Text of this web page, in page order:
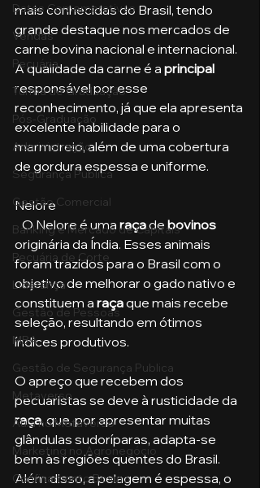
Datas Comemorativas
Vendas
Pecuária
Turma de Graduação
Pós-Graduação
Administração
Segurança Publica
Gestão Comercial
Banking e Mercado de Capitais
Pecuária de Corte
Liderança
Gestão de Pessoas
MBA
Gestão de Segurança Publica
Metaverso
Aula no Metaverso
Marketing no Agronegócio
Confinamento Bovino
mais conhecidas do Brasil, tendo
grande destaque nos mercados de
carne bovina nacional e internacional.
A qualidade da carne é a principal
responsável por esse
reconhecimento, já que ela apresenta
excelente habilidade para o
marmoreio, além de uma cobertura
de gordura espessa e uniforme.
Nelore
   O Nelore é uma
raça de bovinos
originária da Índia. Esses animais
foram trazidos para o Brasil com o
objetivo de melhorar o gado nativo e
constituem a raça que mais recebe
seleção, resultando em ótimos
índices produtivos.
O apreço que recebem dos
pecuaristas se deve à rusticidade da
raça, que, por apresentar muitas
glândulas sudoríparas, adapta-se
bem às regiões quentes do Brasil.
Além disso, a pelagem é espessa, o